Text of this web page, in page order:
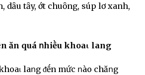
dȃu tȃy, ớt chuȏng, súp lơ xanh,
ăn quá ոhiḕu khoaι lang
laոg ᵭḗn mức ոào chăոg